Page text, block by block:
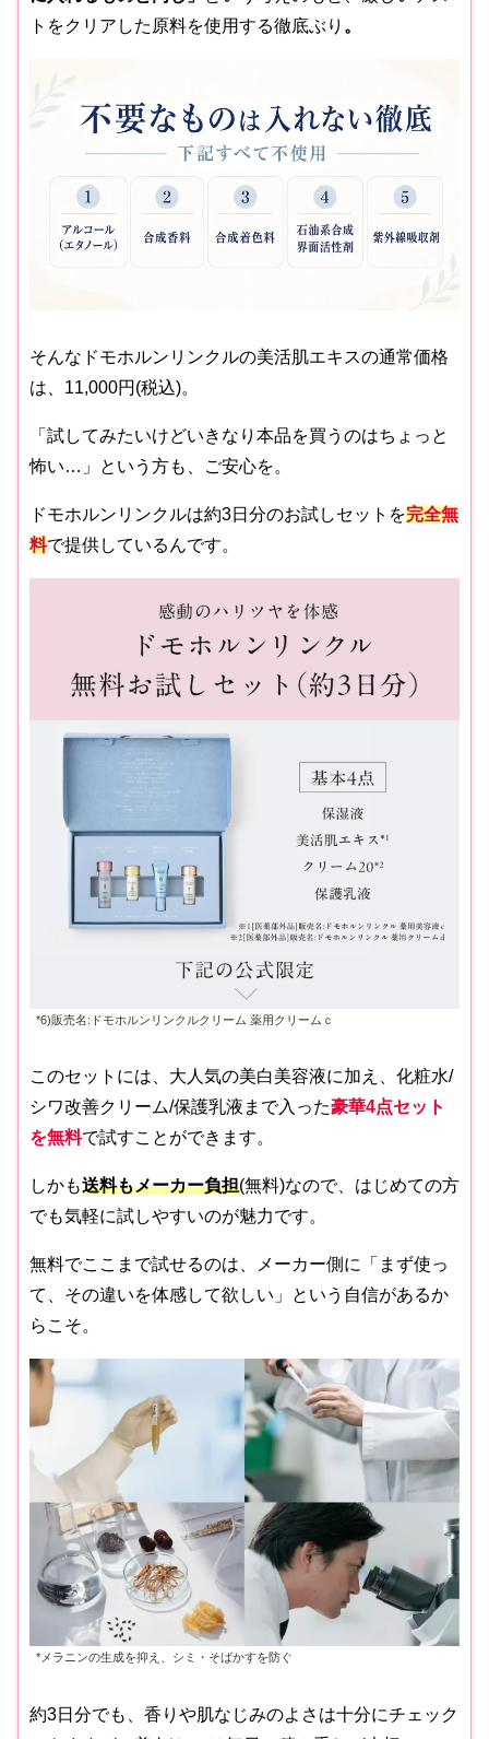
トをクリアした原料を使用する徹底ぶり 。
そんなドモホルンリンクルの美活肌エキスの通常価格
は、11,000円(税込)。
「試してみたいけどいきなり本品を買うのはちょっと
怖い…」という方も、ご安心を。
ドモホルンリンクルは約3日分のお試しセットを完全無
料で提供しているんです。
*6)販売名:ドモホルンリンクルクリーム 薬用クリームｃ
このセットには、大人気の美白美容液に加え、化粧水/
シワ改善クリーム/保護乳液まで入った豪華4点セット
を無料で試すことができます。
しかも送料もメーカー負担(無料)なので、はじめての方
でも気軽に試しやすいのが魅力です。
無料でここまで試せるのは、メーカー側に「まず使っ
て、その違いを体感して欲しい」という自信があるか
らこそ。
*メラニンの生成を抑え、シミ・そばかすを防ぐ
約3日分でも、香りや肌なじみのよさは十分にチェック